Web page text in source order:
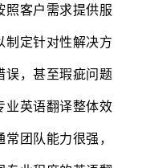
客户需求提供服
制定针对性解决方
误，甚至瑕疵问题
业英语翻译整体效
团队能力很强，